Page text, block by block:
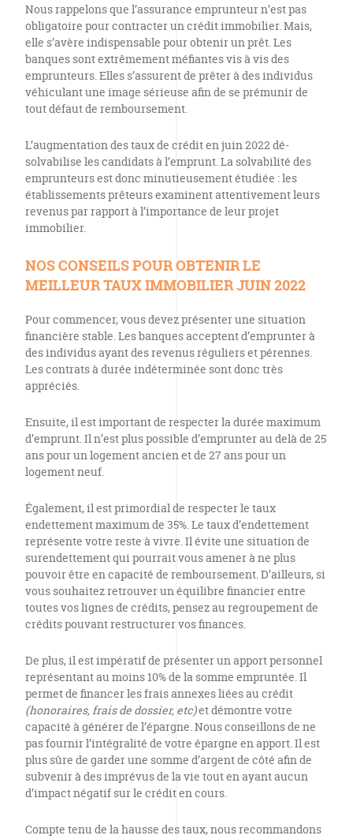
Nous rappelons que l’assurance emprunteur n’est pas
obligatoire pour contracter un crédit immobilier. Mais,
elle s’avère indispensable pour obtenir un prêt. Les
banques sont extrêmement méfiantes vis à vis des
emprunteurs. Elles s’assurent de prêter à des individus
véhiculant une image sérieuse afin de se prémunir de
tout défaut de remboursement.
L’augmentation des taux de crédit en juin 2022 dé-
solvabilise les candidats à l’emprunt. La solvabilité des
emprunteurs est donc minutieusement étudiée : les
établissements prêteurs examinent attentivement leurs
revenus par rapport à l’importance de leur projet
immobilier.
NOS CONSEILS POUR OBTENIR LE
MEILLEUR TAUX IMMOBILIER JUIN 2022
Pour commencer, vous devez présenter une situation
financière stable. Les banques acceptent d’emprunter à
des individus ayant des revenus réguliers et pérennes.
Les contrats à durée indéterminée sont donc très
appréciés.
Ensuite, il est important de respecter la durée maximum
d’emprunt. Il n’est plus possible d’emprunter au delà de 25
ans pour un logement ancien et de 27 ans pour un
logement neuf.
Également, il est primordial de respecter le taux
endettement maximum de 35%. Le taux d’endettement
représente votre reste à vivre. Il évite une situation de
surendettement qui pourrait vous amener à ne plus
pouvoir être en capacité de remboursement. D’ailleurs, si
vous souhaitez retrouver un équilibre financier entre
toutes vos lignes de crédits, pensez au regroupement de
crédits pouvant restructurer vos finances.
De plus, il est impératif de présenter un apport personnel
représentant au moins 10% de la somme empruntée. Il
permet de financer les frais annexes liées au crédit
(honoraires, frais de dossier, etc)et démontre votre
capacité à générer de l’épargne. Nous conseillons de ne
pas fournir l’intégralité de votre épargne en apport. Il est
plus sûre de garder une somme d’argent de côté afin de
subvenir à des imprévus de la vie tout en ayant aucun
d’impact négatif sur le crédit en cours.
Compte tenu de la hausse des taux, nous recommandons